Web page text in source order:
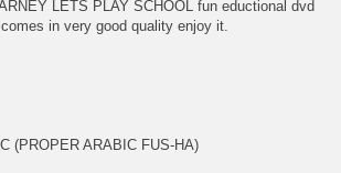
LETS PLAY SCHOOL fun eductional dvd
in very good quality enjoy it.
(PROPER ARABIC FUS-HA)